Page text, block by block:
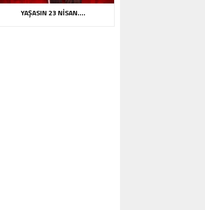
YAŞASIN 23 NİSAN….